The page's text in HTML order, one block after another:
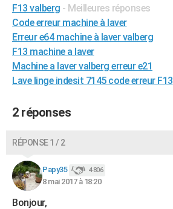
Dictionnaire
Biographies
Citations
Expressions
Proverbes
PROGRAMME TV
S'inscrire
Se connecter
Lycées
Collèges
Primaires
Universités
Entreprises
Service militaire
Avis de recherche
AVIS DE DÉCÈS
FORUM
F13 valberg - Meilleures réponses
Code erreur machine à laver
Erreur e64 machine à laver valberg
F13 machine a laver
Machine a laver valberg erreur e21
Lave linge indesit 7145 code erreur F13
2 réponses
RÉPONSE 1 / 2
Papy35 4 806
8 mai 2017 à 18:20
Bonjour,